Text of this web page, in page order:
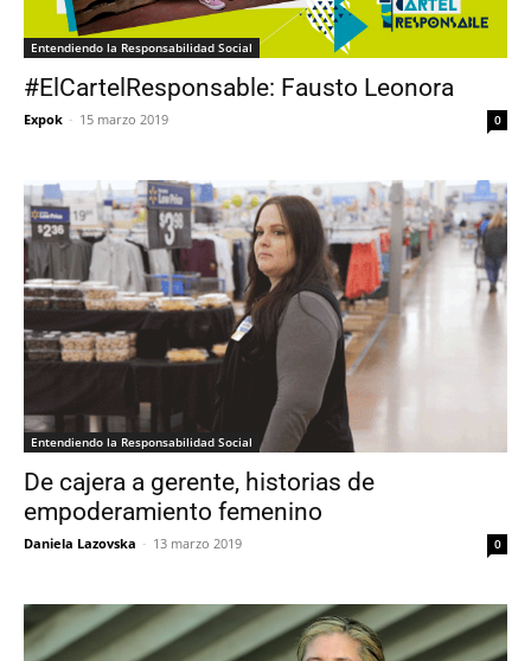
Entendiendo la Responsabilidad Social
#ElCartelResponsable: Fausto Leonora
Expok - 15 marzo 2019 0
Entendiendo la Responsabilidad Social
De cajera a gerente, historias de
empoderamiento femenino
Daniela Lazovska - 13 marzo 2019 0